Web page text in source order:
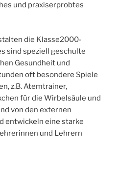
und praxiserprobtes
die Klasse2000-
sind speziell geschulte
Gesundheit und
oft besondere Spiele
z.B. Atemtrainer,
für die Wirbelsäule und
von den externen
entwickeln eine starke
und Lehrern